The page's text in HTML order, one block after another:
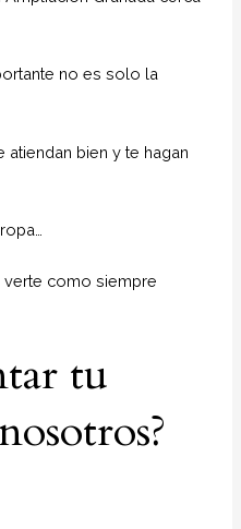
no es solo la
atiendan bien y te hagan
verte como siempre
tu